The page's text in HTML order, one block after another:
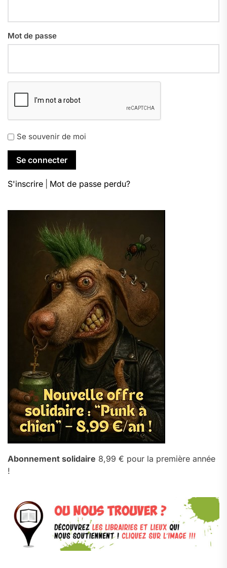
Mot de passe
Se souvenir de moi
S'inscrire Mot de passe perdu?
Abonnement solidaire 8,99 € pour la première année
!